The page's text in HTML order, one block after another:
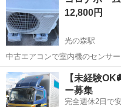
12,800円
光の森駅
中古エアコンで室内機のセンサ
てしまいました。このように故
した。このエアコン出品します
ばまた使えます。
熊本 熊本市 光の森駅
【未経験
ー募集
完全週休2日で